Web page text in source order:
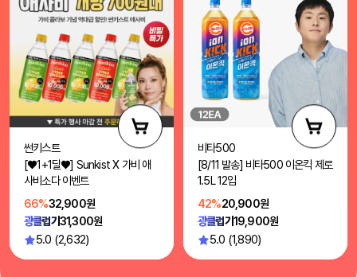
썬키스트
[♥1+1딜♥] Sunkist X 가비 애
사비소다 이벤트
66%32,900원
광클럽가31,300원
5.0 (2,632)
비타500
[8/11 발송] 비타500 이온킥 제로
1.5L 12입
42%20,900원
광클럽가19,900원
5.0 (1,890)